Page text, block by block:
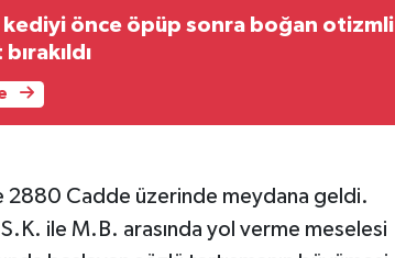
kediyi önce öpüp sonra boğan otizmli
2880 Cadde üzerinde meydana geldi.
ile M.B. arasında yol verme meselesi